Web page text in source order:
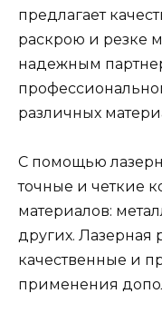
предлагает
раскрою и резке
надежным
различных
С помощью
точные и четкие
материалов:
других. Лазерная
качественные и
применения